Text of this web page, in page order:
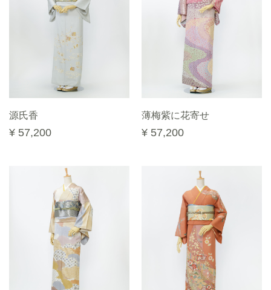
源氏香
¥ 57,200
薄梅紫に花寄せ
¥ 57,200